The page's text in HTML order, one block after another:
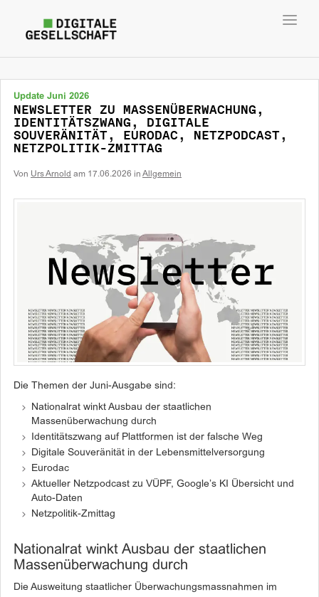
Update Juni 2026
NEWSLETTER ZU MASSENÜBERWACHUNG,
IDENTITÄTSZWANG, DIGITALE
SOUVERÄNITÄT, EURODAC, NETZPODCAST,
NETZPOLITIK-ZMITTAG
Von Urs Arnold am 17.06.2026 in Allgemein
Die Themen der Juni-Ausgabe sind:
Nationalrat winkt Ausbau der staatlichen
Massenüberwachung durch
Identitätszwang auf Plattformen ist der falsche Weg
Digitale Souveränität in der Lebensmittelversorgung
Eurodac
Aktueller Netzpodcast zu VÜPF, Google’s KI Übersicht und
Auto-Daten
Netzpolitik-Zmittag
Nationalrat winkt Ausbau der staatlichen
Massenüberwachung durch
Die Ausweitung staatlicher Überwachungsmassnahmen im